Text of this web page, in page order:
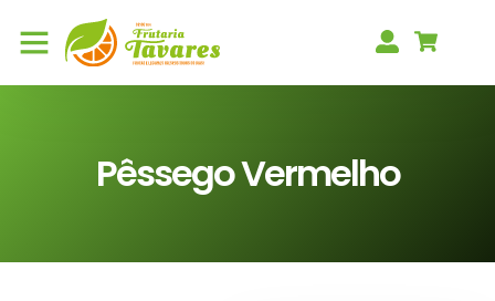
Pêssego Vermelho